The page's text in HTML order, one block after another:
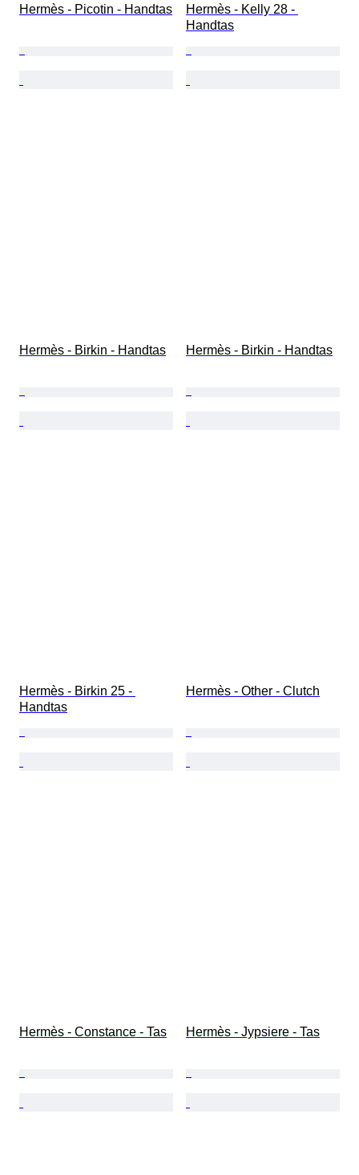
Hermès - Picotin - Handtas
Hermès - Kelly 28 -
Handtas
Hermès - Birkin - Handtas Hermès - Birkin - Handtas
Hermès - Birkin 25 -
Handtas
Hermès - Other - Clutch
Hermès - Constance - Tas Hermès - Jypsiere - Tas